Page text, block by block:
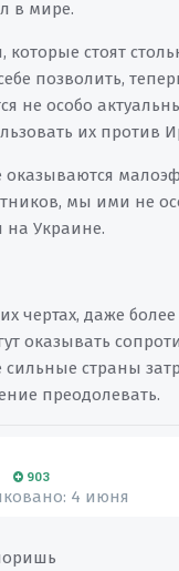
в мире.
стоят
позволить,
не особо
их против
оказываются
мы ими не
на Украине.
чертах, даже
оказывать
сильные страны
преодолевать.
903
4 июня